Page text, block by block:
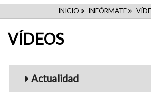
INICIO INFÓRMATE
VÍDEOS
Menu_Videos
Actualidad